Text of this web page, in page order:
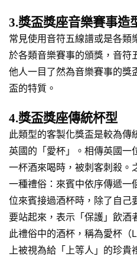
3.獎盃獎座音樂賽事造
常見使用音符五線譜或是各類
於各類音樂賽事的頒獎，音符
他人一目了然為音樂賽事的獎
盃的特質。
4.獎盃獎座傳統杯型
此類型的客製化獎盃是較為傳
英國的「愛杯」。相傳英國一
一杯酒來喝時，被刺客刺殺。
一種禮俗：來賓中依序傳遞一
位來賓接過酒杯時，除了自己
要站起來，表示「保護」飲酒
此禮俗中的酒杯，稱為愛杯
上被視為給「上等人」的珍貴